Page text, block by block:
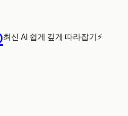
최신 AI 쉽게 깊게 따라잡기⚡